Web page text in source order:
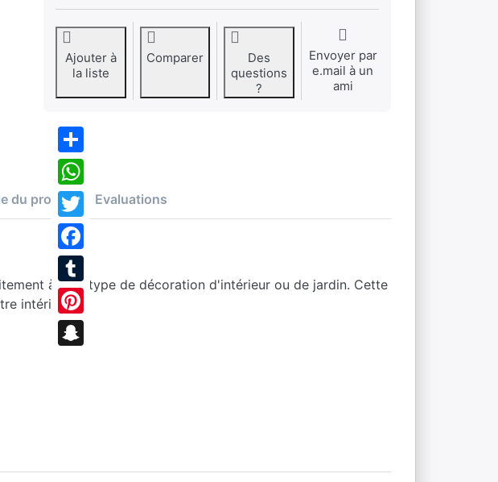
Ajouter à
la liste
Comparer
Des
questions
?
Envoyer par
e.mail à un
ami
Share
WhatsApp
Twitter
Facebook
Tumblr
Pinterest
du produit Evaluations
à tout type de décoration d'intérieur ou de jardin. Cette
intérieur.